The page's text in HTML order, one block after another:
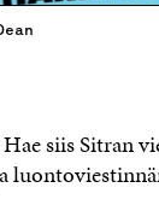
siis Sitran